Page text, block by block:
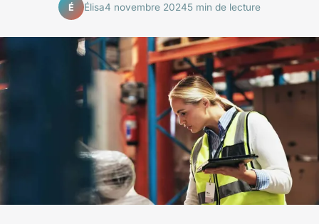
É Élisa4 novembre 20245 min de lecture